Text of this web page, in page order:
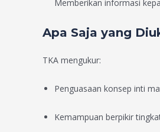
Memberikan informasi
Apa Saja yang
TKA mengukur:
Penguasaan konsep inti
Kemampuan berpikir